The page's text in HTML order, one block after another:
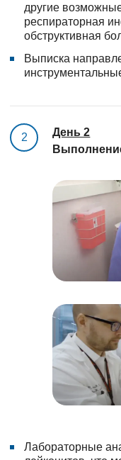
другие
респираторная
обструктивная
Выписка
2
День 2
Лабораторные